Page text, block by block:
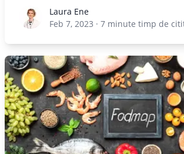
Laura EneLaura Ene
Feb 7, 2023 · 7 minute timp de